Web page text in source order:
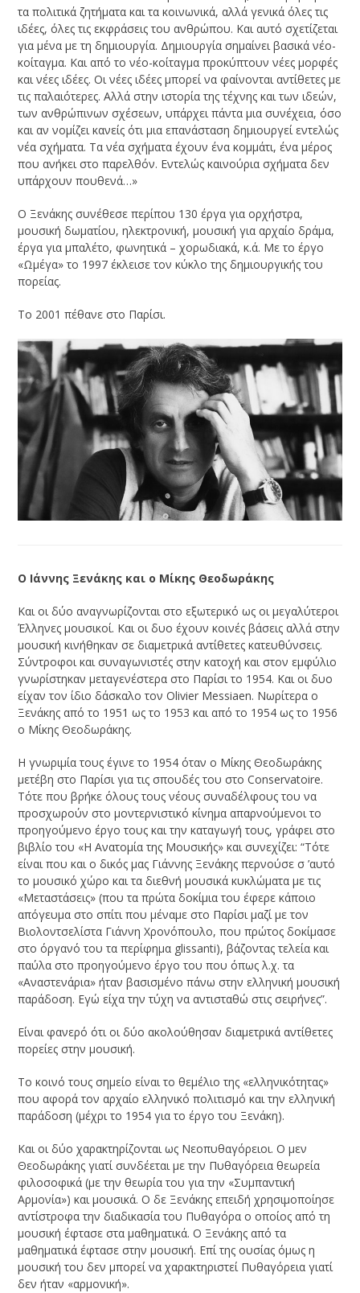
τα πολιτικά ζητήματα και τα κοινωνικά, αλλά γενικά όλες τις
ιδέες, όλες τις εκφράσεις του ανθρώπου. Και αυτό σχετίζεται
για μένα με τη δημιουργία. Δημιουργία σημαίνει βασικά νέο-
κοίταγμα. Και από το νέο-κοίταγμα προκύπτουν νέες μορφές
και νέες ιδέες. Οι νέες ιδέες μπορεί να φαίνονται αντίθετες με
τις παλαιότερες. Αλλά στην ιστορία της τέχνης και των ιδεών,
των ανθρώπινων σχέσεων, υπάρχει πάντα μια συνέχεια, όσο
και αν νομίζει κανείς ότι μια επανάσταση δημιουργεί εντελώς
νέα σχήματα. Τα νέα σχήματα έχουν ένα κομμάτι, ένα μέρος
που ανήκει στο παρελθόν. Εντελώς καινούρια σχήματα δεν
υπάρχουν πουθενά…»
Ο Ξενάκης συνέθεσε περίπου 130 έργα για ορχήστρα,
μουσική δωματίου, ηλεκτρονική, μουσική για αρχαίο δράμα,
έργα για μπαλέτο, φωνητικά – χορωδιακά, κ.ά. Με το έργο
«Ωμέγα» το 1997 έκλεισε τον κύκλο της δημιουργικής του
πορείας.
Το 2001 πέθανε στο Παρίσι.
Ο Ιάννης Ξενάκης και ο Μίκης Θεοδωράκης
Και οι δύο αναγνωρίζονται στο εξωτερικό ως οι μεγαλύτεροι
Έλληνες μουσικοί. Και οι δυο έχουν κοινές βάσεις αλλά στην
μουσική κινήθηκαν σε διαμετρικά αντίθετες κατευθύνσεις.
Σύντροφοι και συναγωνιστές στην κατοχή και στον εμφύλιο
γνωρίστηκαν μεταγενέστερα στο Παρίσι το 1954. Και οι δυο
είχαν τον ίδιο δάσκαλο τον Olivier Messiaen. Νωρίτερα ο
Ξενάκης από το 1951 ως το 1953 και από το 1954 ως το 1956
ο Μίκης Θεοδωράκης.
Η γνωριμία τους έγινε το 1954 όταν ο Μίκης Θεοδωράκης
μετέβη στο Παρίσι για τις σπουδές του στο Conservatoire.
Τότε που βρήκε όλους τους νέους συναδέλφους του να
προσχωρούν στο μοντερνιστικό κίνημα απαρνούμενοι το
προηγούμενο έργο τους και την καταγωγή τους, γράφει στο
βιβλίο του «Η Ανατομία της Μουσικής» και συνεχίζει: “Τότε
είναι που και ο δικός μας Γιάννης Ξενάκης περνούσε σ ’αυτό
το μουσικό χώρο και τα διεθνή μουσικά κυκλώματα με τις
«Μεταστάσεις» (που τα πρώτα δοκίμια του έφερε κάποιο
απόγευμα στο σπίτι που μέναμε στο Παρίσι μαζί με τον
Βιολοντσελίστα Γιάννη Χρονόπουλο, που πρώτος δοκίμασε
στο όργανό του τα περίφημα glissanti), βάζοντας τελεία και
παύλα στο προηγούμενο έργο του που όπως λ.χ. τα
«Αναστενάρια» ήταν βασισμένο πάνω στην ελληνική μουσική
παράδοση. Εγώ είχα την τύχη να αντισταθώ στις σειρήνες”.
Είναι φανερό ότι οι δύο ακολούθησαν διαμετρικά αντίθετες
πορείες στην μουσική.
Το κοινό τους σημείο είναι το θεμέλιο της «ελληνικότητας»
που αφορά τον αρχαίο ελληνικό πολιτισμό και την ελληνική
παράδοση (μέχρι το 1954 για το έργο του Ξενάκη).
Και οι δύο χαρακτηρίζονται ως Νεοπυθαγόρειοι. Ο μεν
Θεοδωράκης γιατί συνδέεται με την Πυθαγόρεια θεωρεία
φιλοσοφικά (με την θεωρία του για την «Συμπαντική
Αρμονία») και μουσικά. Ο δε Ξενάκης επειδή χρησιμοποίησε
αντίστροφα την διαδικασία του Πυθαγόρα ο οποίος από τη
μουσική έφτασε στα μαθηματικά. Ο Ξενάκης από τα
μαθηματικά έφτασε στην μουσική. Επί της ουσίας όμως η
μουσική του δεν μπορεί να χαρακτηριστεί Πυθαγόρεια γιατί
δεν ήταν «αρμονική».